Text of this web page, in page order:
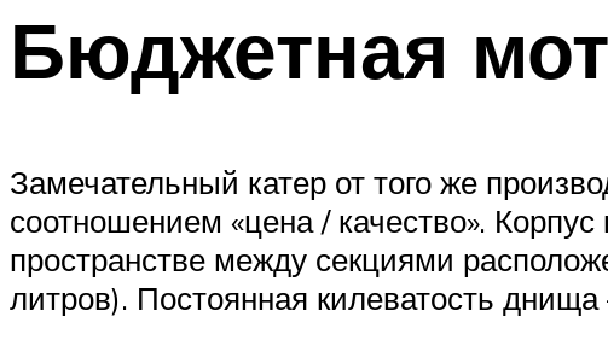
Бюджетная
Замечательный катер от того же
соотношением «цена / качество».
пространстве между секциями
литров). Постоянная килеватость днища